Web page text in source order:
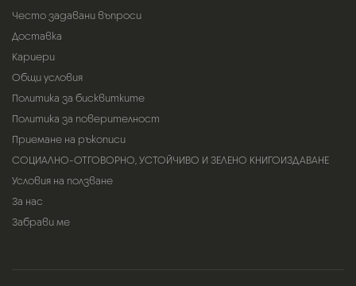
Често задавани въпроси
Доставка
Кариери
Общи условия
Политика за бисквитките
Политика за поверителност
Приемане на ръкописи
СОЦИАЛНО-ОТГОВОРНО, УСТОЙЧИВО И ЗЕЛЕНО КНИГОИЗДАВАНЕ
Условия на ползване
За нас
Забрави ме